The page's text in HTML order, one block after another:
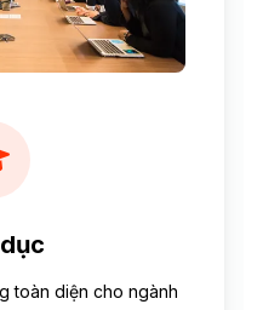
toàn diện cho ngành